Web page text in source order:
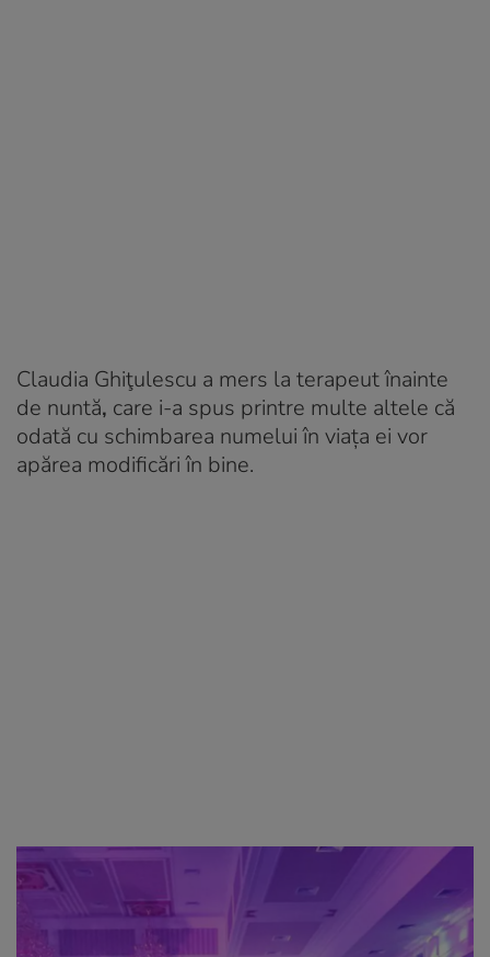
Claudia Ghiţulescu a mers la terapeut înainte
de nuntă, care i-a spus printre multe altele că
odată cu schimbarea numelui în viaţa ei vor
apărea modificări în bine.